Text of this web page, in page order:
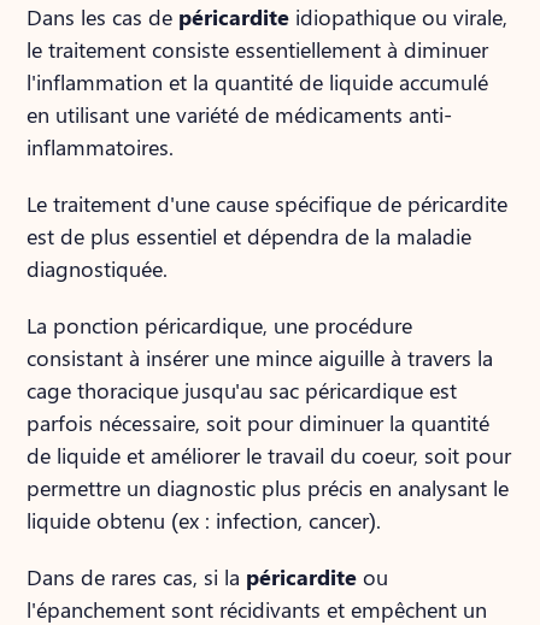
Dans les cas de péricardite idiopathique ou virale,
le traitement consiste essentiellement à diminuer
l'inflammation et la quantité de liquide accumulé
en utilisant une variété de médicaments anti-
inflammatoires.
Le traitement d'une cause spécifique de péricardite
est de plus essentiel et dépendra de la maladie
diagnostiquée.
La ponction péricardique, une procédure
consistant à insérer une mince aiguille à travers la
cage thoracique jusqu'au sac péricardique est
parfois nécessaire, soit pour diminuer la quantité
de liquide et améliorer le travail du coeur, soit pour
permettre un diagnostic plus précis en analysant le
liquide obtenu (ex : infection, cancer).
Dans de rares cas, si la péricardite ou
l'épanchement sont récidivants et empêchent un